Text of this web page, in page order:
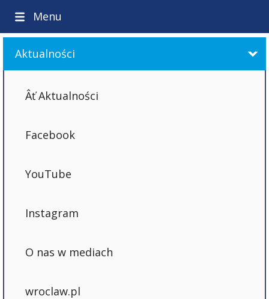
Menu
Aktualności
Aktualności
Facebook
YouTube
Instagram
O nas w mediach
wroclaw.pl